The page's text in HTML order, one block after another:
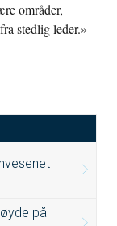
områder,
stedlig leder.»
på